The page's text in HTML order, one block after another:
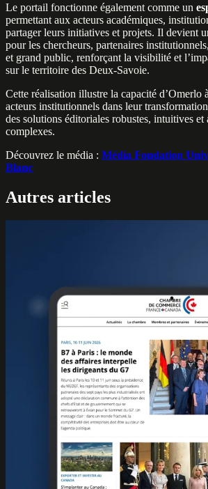
Le portail fonctionne également comme un
permettant aux acteurs académiques,
partager leurs initiatives et projets. Il devient
pour les chercheurs, partenaires
et grand public, renforçant la visibilité et
sur le territoire des Deux‑Savoie.
Cette réalisation illustre la capacité d’Omerlo
acteurs institutionnels dans leur
des solutions éditoriales robustes, intuitives et
complexes.
Découvrez le média : Média Fondation
Blanc
Autres articles